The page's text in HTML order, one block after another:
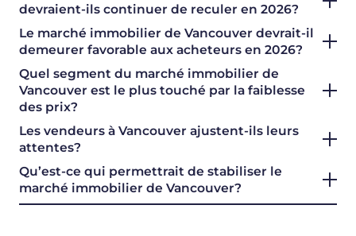
devraient-ils continuer de reculer en 2026?
Le marché immobilier de Vancouver devrait-il
demeurer favorable aux acheteurs en 2026?
Quel segment du marché immobilier de
Vancouver est le plus touché par la faiblesse
des prix?
Les vendeurs à Vancouver ajustent-ils leurs
attentes?
Qu’est-ce qui permettrait de stabiliser le
marché immobilier de Vancouver?